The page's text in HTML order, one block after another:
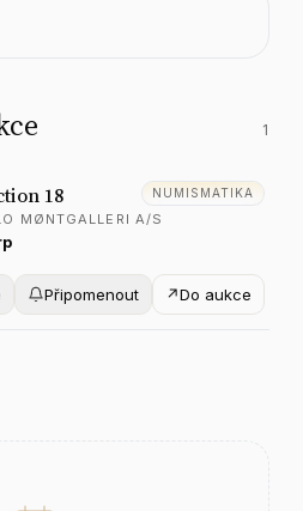
1
O M Ø NTGA L L E R I A /S
tion 18 NUMISMATIKA
p
Připomenout ↗Do aukce